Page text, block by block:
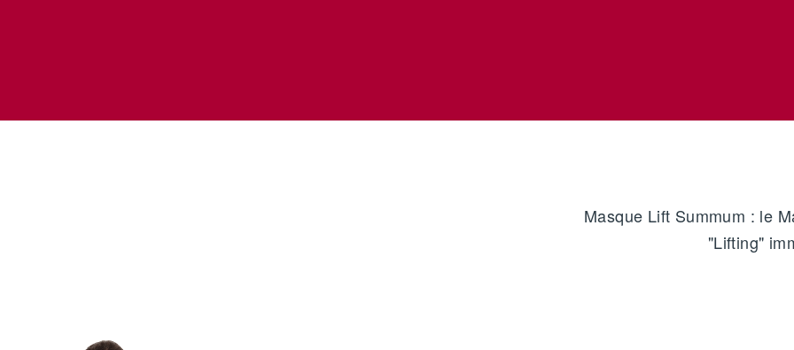
Masque Lift Summum : le
"Lifting"